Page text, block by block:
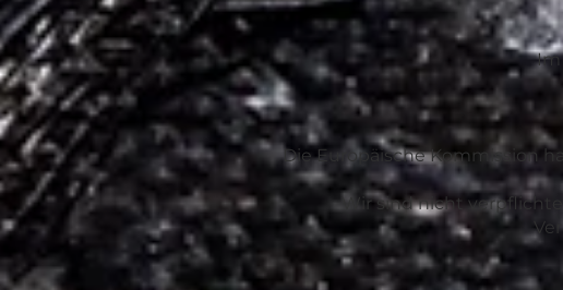
Im
Die Europäische Kommission
Wir sind nicht